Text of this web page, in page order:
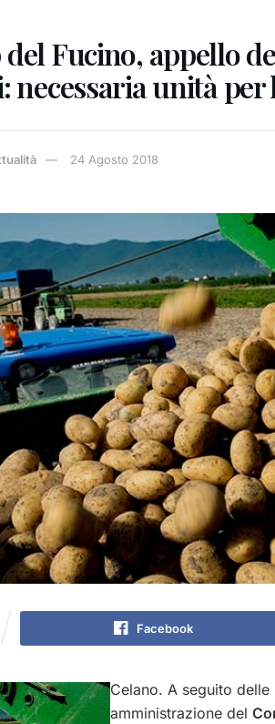
Fucino, appello
unità per
24 Agosto 2018
Facebook
Celano. A seguito
amministrazione del